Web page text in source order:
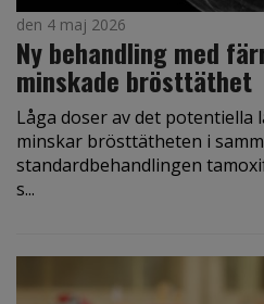
den 4 maj 2026
Ny behandling med
minskade brösttäthet
Låga doser av det potentiella
minskar brösttätheten i
standardbehandlingen
s...